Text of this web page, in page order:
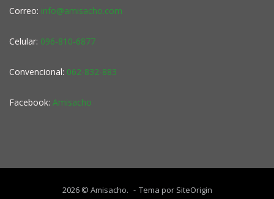
Correo: info@amisacho.com
Celular: 096-810-6877
Convencional: 062-832-883
Facebook: Amisacho
2026 © Amisacho. Tema por SiteOrigin